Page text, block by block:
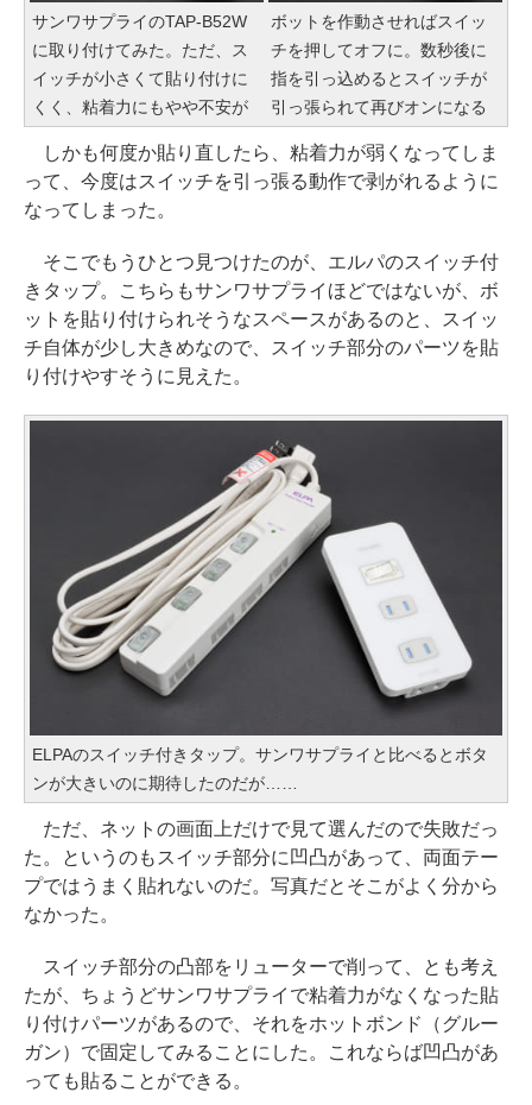
サンワサプライのTAP-B52W
に取り付けてみた。ただ、ス
イッチが小さくて貼り付けに
くく、粘着力にもやや不安が
ボットを作動させればスイッ
チを押してオフに。数秒後に
指を引っ込めるとスイッチが
引っ張られて再びオンになる
しかも何度か貼り直したら、粘着力が弱くなってしま
って、今度はスイッチを引っ張る動作で剥がれるように
なってしまった。
そこでもうひとつ見つけたのが、エルパのスイッチ付
きタップ。こちらもサンワサプライほどではないが、ボ
ットを貼り付けられそうなスペースがあるのと、スイッ
チ自体が少し大きめなので、スイッチ部分のパーツを貼
り付けやすそうに見えた。
ELPAのスイッチ付きタップ。サンワサプライと比べるとボタ
ンが大きいのに期待したのだが……
ただ、ネットの画面上だけで見て選んだので失敗だっ
た。というのもスイッチ部分に凹凸があって、両面テー
プではうまく貼れないのだ。写真だとそこがよく分から
なかった。
スイッチ部分の凸部をリューターで削って、とも考え
たが、ちょうどサンワサプライで粘着力がなくなった貼
り付けパーツがあるので、それをホットボンド（グルー
ガン）で固定してみることにした。これならば凹凸があ
っても貼ることができる。